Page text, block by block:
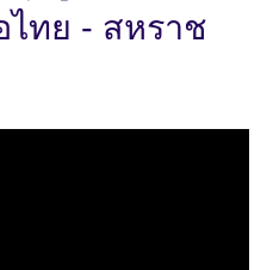
ทย - สหราช